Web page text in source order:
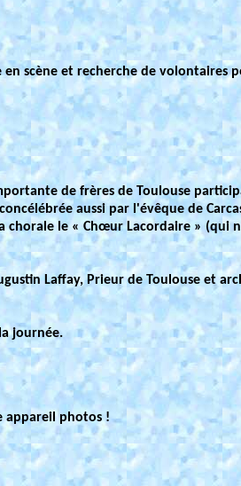
scène et recherche de volontaires
de frères de Toulouse
aussi par l'évêque de
chorale le « Chœur Lacordaire » (qui
Laffay, Prieur de Toulouse et
journée.
appareil photos !